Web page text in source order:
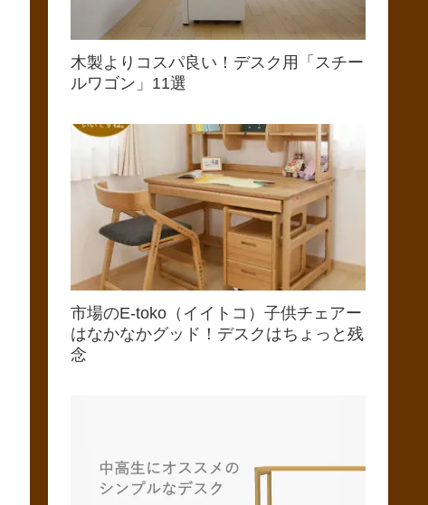
木製よりコスパ良い！デスク用「スチー
ルワゴン」11選
市場のE-toko（イイトコ）子供チェアー
はなかなかグッド！デスクはちょっと残
念